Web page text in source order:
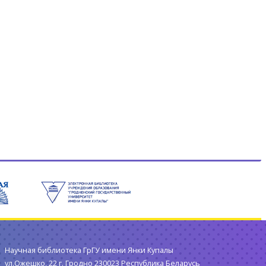
Научная библиотека ГрГУ имени Янки Купалы
ул.Ожешко, 22 г. Гродно 230023 Республика Беларусь